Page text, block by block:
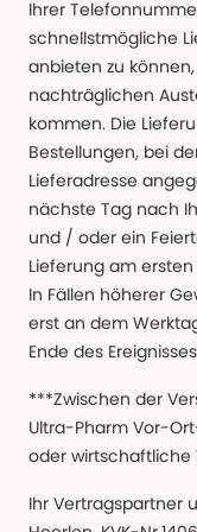
Ihrer
schnellstmögliche
anbieten zu
nachträglichen
kommen. Die
Bestellungen, bei
Lieferadresse
nächste Tag nach
und / oder ein
Lieferung am
In Fällen höherer
erst an dem
Ende des
***Zwischen der
Ultra-Pharm Vor-
oder wirtschaftliche
Ihr Vertragspartner